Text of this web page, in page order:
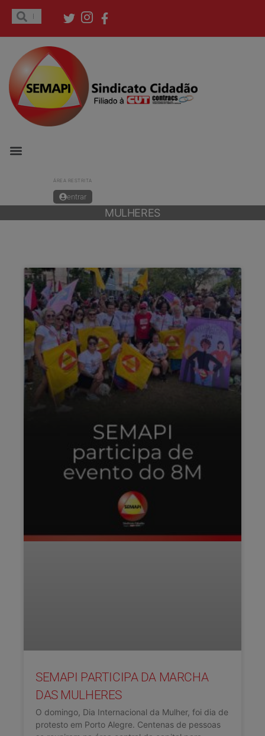
ÁREA RESTRITA
entrar
MULHERES
SEMAPI PARTICIPA DA MARCHA
DAS MULHERES
O domingo, Dia Internacional da Mulher, foi dia de
protesto em Porto Alegre. Centenas de pessoas